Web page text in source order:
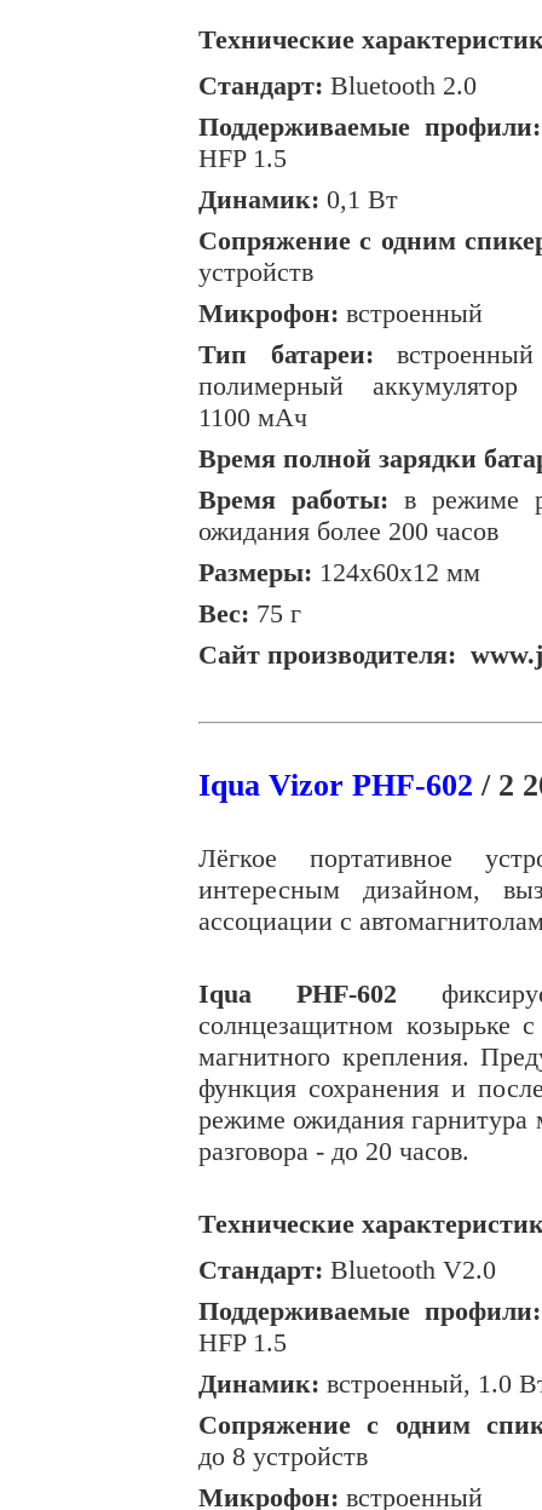
Технические
Стандарт: Bluetooth 2.0
Поддерживаемые профили:
HFP 1.5
Динамик: 0,1 Вт
Сопряжение с одним
устройств
Микрофон: встроенный
Тип батареи:
полимерный аккумулятор
1100 мАч
Время полной зарядки
Время работы: в режиме
ожидания более 200 часов
Размеры: 124х60х12 мм
Вес: 75 г
Сайт производителя:
Iqua Vizor PHF-602 / 2
Лёгкое портативное
интересным дизайном,
ассоциации с
Iqua PHF-602
солнцезащитном козырьке
магнитного крепления.
функция сохранения и
режиме ожидания гарнитура
разговора - до 20 часов.
Технические
Стандарт: Bluetooth V2.0
Поддерживаемые профили:
HFP 1.5
Динамик: встроенный, 1.0
Сопряжение с одним
до 8 устройств
Микрофон: встроенный